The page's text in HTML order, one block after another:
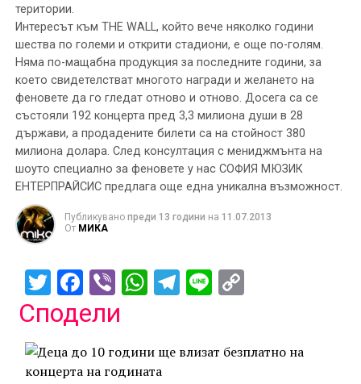
територии.
Интересът към THE WALL, който вече няколко години
шества по големи и открити стадиони, е още по-голям.
Няма по-мащабна продукция за последните години, за
което свидетелстват многото награди и желането на
феновете да го гледат отново и отново. Досега са се
състояли 192 концерта пред 3,3 милиона души в 28
държави, а продадените билети са на стойност 380
милиона долара. След консултация с мениджмънта на
шоуто специално за феновете у нас СОФИЯ МЮЗИК
ЕНТЕРПРАЙСИС предлага още една уникална възможност.
Публикувано преди 13 години на 11.07.2013
От МИКА
TwitterFacebook
ViberWhatsApp
Telegram
Line
Сподели